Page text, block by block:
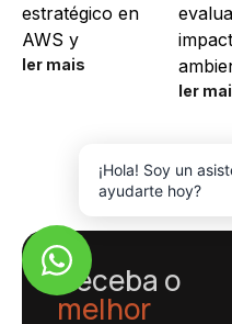
estratégico en
AWS y
ler mais
ler
Receba o
melhor
¡Hola! Soy un
ayudarte hoy?